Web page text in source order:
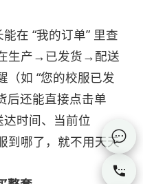
在 “我的订单” 里查
生产→已发货→配送
（如 “您的校服已发
后还能直接点击单
时间、当前位
到哪了，就不用天天
